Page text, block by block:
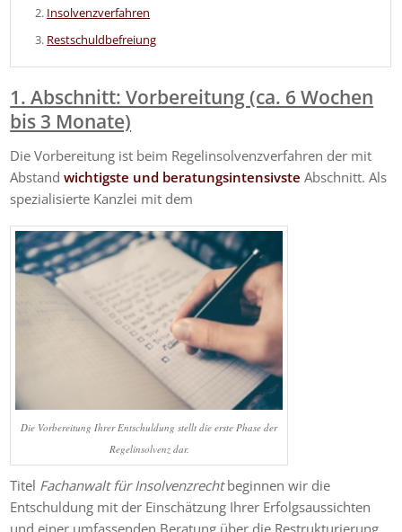
Insolvenzverfahren
Restschuldbefreiung
1. Abschnitt: Vorbereitung (ca. 6 Wochen
bis 3 Monate)
Die Vorbereitung ist beim Regelinsolvenzverfahren der mit
Abstandwichtigste und beratungsintensivste Abschnitt. Als
spezialisierte Kanzlei mit dem
Die Vorbereitung Ihrer Entschuldung stellt die erste Phase der
Regelinsolvenz dar.
Titel Fachanwalt für Insolvenzrechtbeginnen wir die
Entschuldung mit der Einschätzung Ihrer Erfolgsaussichten
und einer umfassenden Beratung über die Restrukturierung